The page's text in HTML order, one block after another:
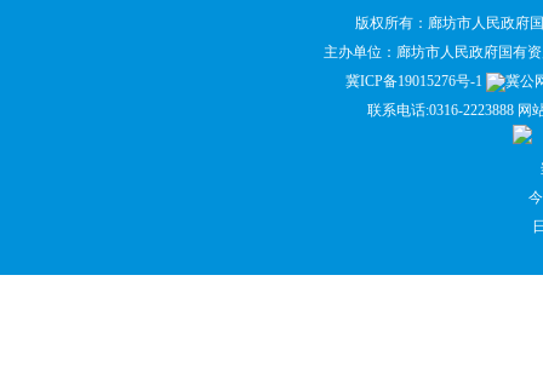
版权所有：廊坊市人民政府
主办单位：廊坊市人民政府国有
冀ICP备19015276号-1
冀公
联系电话:0316-2223888 网